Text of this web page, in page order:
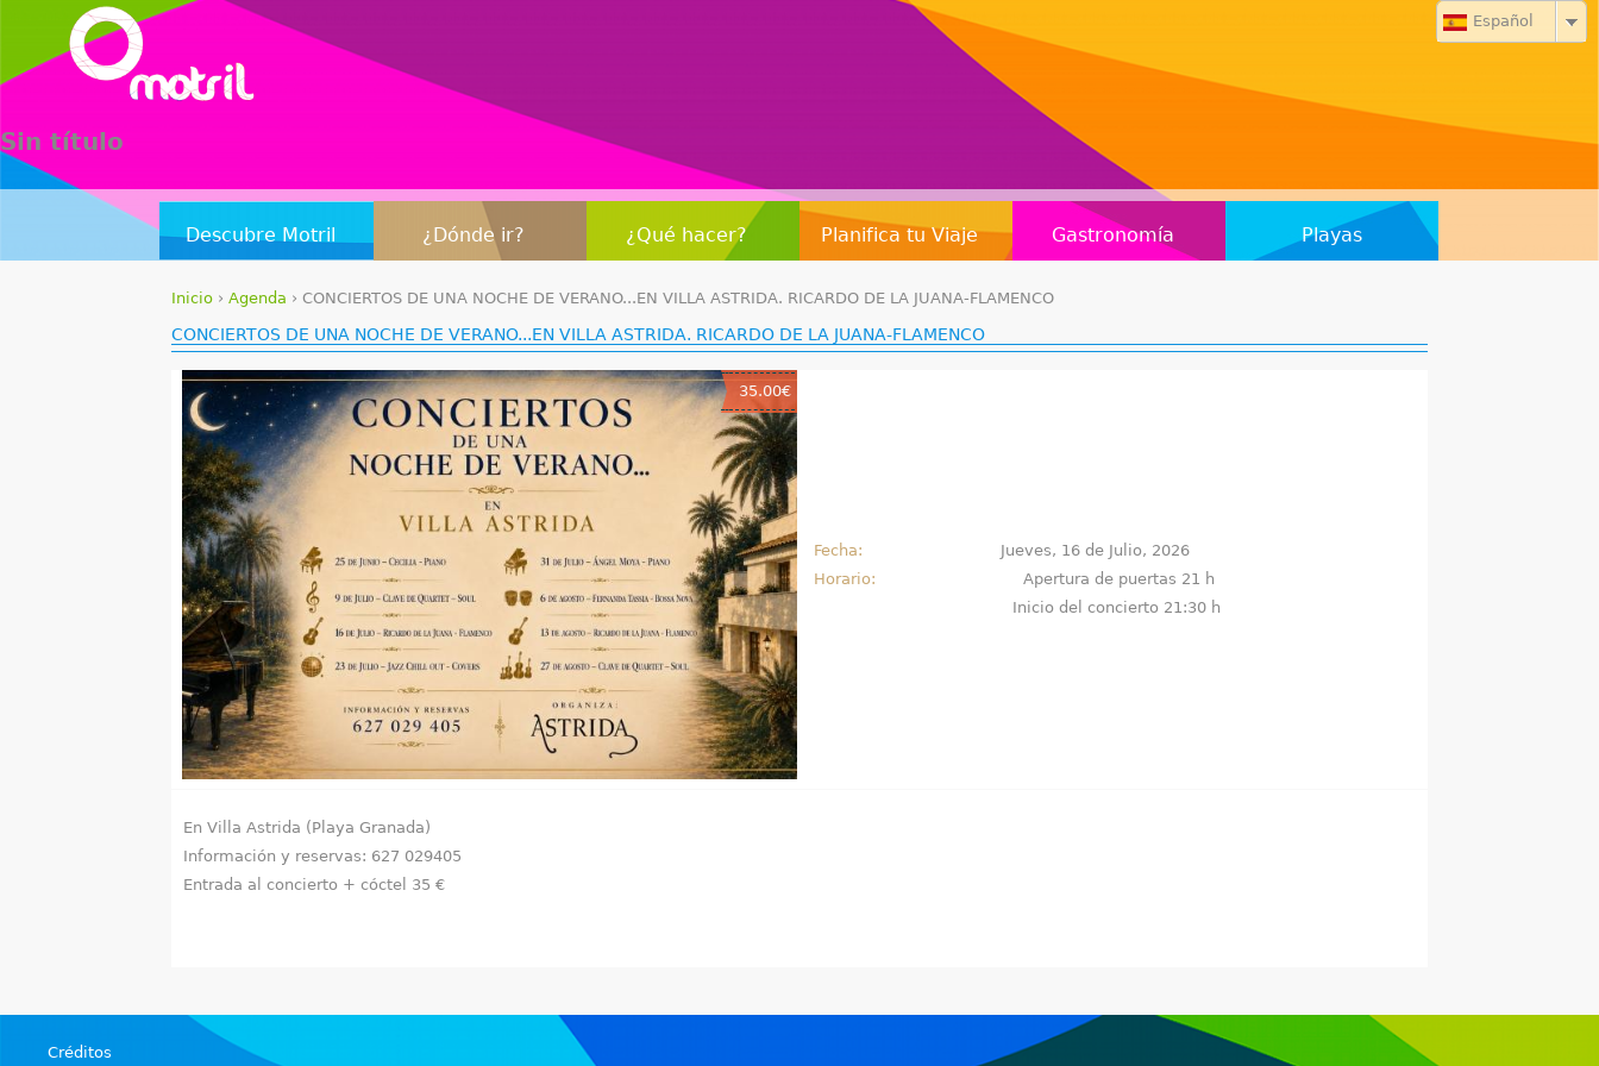
Sin título
Español
Descubre Motril ¿Dónde ir? ¿Qué hacer? Planifica tu Viaje Gastronomía Playas
S
e
e
n
c
u
e
n
t
r
u
s
Inicio ›Agenda ›CONCIERTOS DE UNA NOCHE DE VERANO...EN VILLA ASTRIDA. RICARDO DE LA JUANA-FLAMENCO
CONCIERTOS DE UNA NOCHE DE VERANO...EN VILLA ASTRIDA. RICARDO DE LA JUANA-FLAMENCO
35.00€
Fecha:
Jueves, 16 de Julio, 2026
Horario:
Apertura de puertas 21 h
Inicio del concierto 21:30 h
En Villa Astrida (Playa Granada)
Información y reservas: 627 029405
Entrada al concierto + cóctel 35 €
Créditos